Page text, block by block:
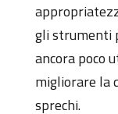
gli strumenti
ancora poco
migliorare la
sprechi.